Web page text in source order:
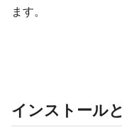
ます。
インストール